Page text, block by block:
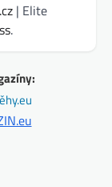
| Elite
.